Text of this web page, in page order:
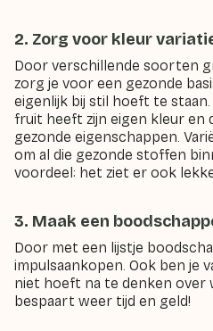
2. Zorg voor kleur
Door verschillende soorten
zorg je voor een gezonde
eigenlijk bij stil hoeft te
fruit heeft zijn eigen kleur en
gezonde eigenschappen.
om al die gezonde stoffen
voordeel: het ziet er ook
3. Maak een
Door met een lijstje
impulsaankopen. Ook ben je
niet hoeft na te denken over
bespaart weer tijd en geld!